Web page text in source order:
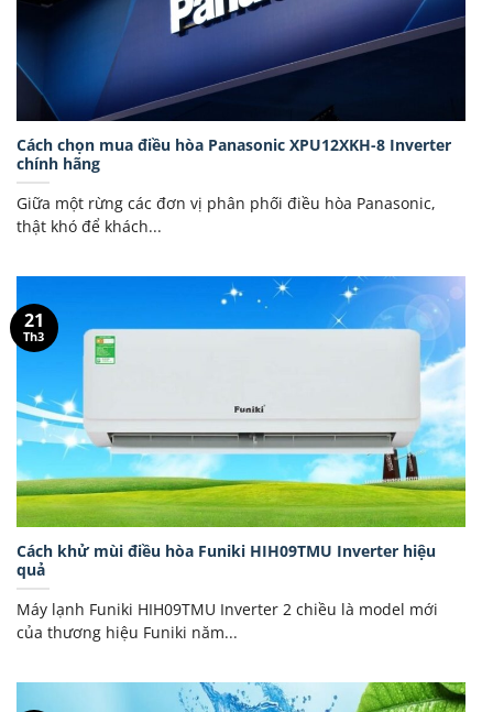
Cách chọn mua điều hòa Panasonic XPU12XKH-8 Inverter
chính hãng
Giữa một rừng các đơn vị phân phối điều hòa Panasonic,
thật khó để khách...
Cách khử mùi điều hòa Funiki HIH09TMU Inverter hiệu
quả
Máy lạnh Funiki HIH09TMU Inverter 2 chiều là model mới
của thương hiệu Funiki năm...
21
Th3